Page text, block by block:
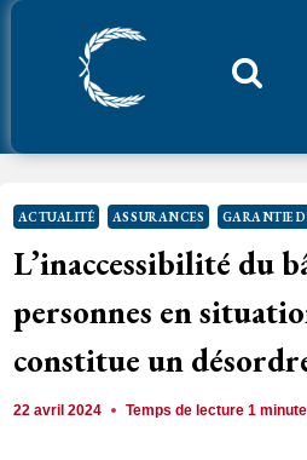
Aller
ACTUALITÉ ASSURANCES GARANTIE
L’inaccessibilité du
personnes en
constitue un
22 avril 2024 Temps de lecture1 minute